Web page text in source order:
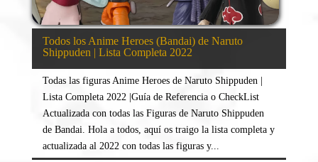
Todos los Anime Heroes (Bandai) de Naruto
Shippuden | Lista Completa 2022
Todas las figuras Anime Heroes de Naruto Shippuden |
Lista Completa 2022 |Guía de Referencia o CheckList
Actualizada con todas las Figuras de Naruto Shippuden
de Bandai. Hola a todos, aquí os traigo la lista completa y
actualizada al 2022 con todas las figuras y...